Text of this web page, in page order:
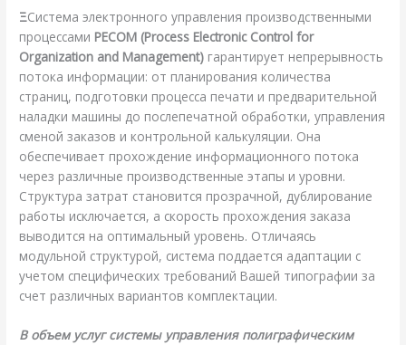
ΞСистема электронного управления производственными
процессами PECOM (Process Electronic Control for
Organization and Management) гарантирует непрерывность
потока информации: от планирования количества
страниц, подготовки процесса печати и предварительной
наладки машины до послепечатной обработки, управления
сменой заказов и контрольной калькуляции. Она
обеспечивает прохождение информационного потока
через различные производственные этапы и уровни.
Структура затрат становится прозрачной, дублирование
работы исключается, а скорость прохождения заказа
выводится на оптимальный уровень. Отличаясь
модульной структурой, система поддается адаптации с
учетом специфических требований Вашей типографии за
счет различных вариантов комплектации.
В объем услуг системы управления полиграфическим